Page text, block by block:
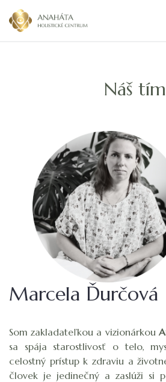
Náš tím
Marcela Ďurčová
Som zakladateľkou a vizionárkou
sa spája starostlivosť o telo,
celostný prístup k zdraviu a
človek je jedinečný a zaslúži si